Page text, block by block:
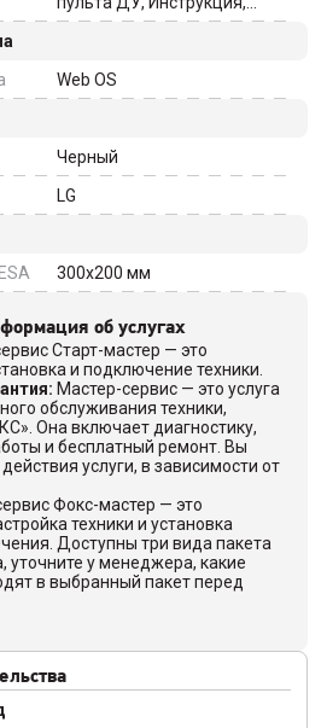
Пульт Magic Remote
Web OS
Черный
LG
300x200 мм
об услугах
Старт-мастер — это
и подключение техники.
: Мастер-сервис — это услуга
обслуживания техники,
Она включает диагностику,
и бесплатный ремонт. Вы
услуги, в зависимости от
Фокс-мастер — это
техники и установка
Доступны три вида пакета
уточните у менеджера, какие
в выбранный пакет перед